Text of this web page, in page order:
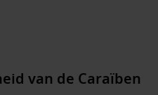
van de Caraïben